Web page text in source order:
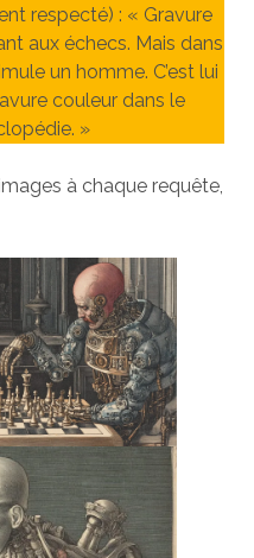
respecté) : « Gravure
aux échecs. Mais dans
un homme. C’est lui
couleur dans le
»
à chaque requête,